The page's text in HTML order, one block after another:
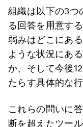
組織は以下の3つ
る回答を用意す
弱みはどこにあ
ような状況にあ
か、そして今後
たらす具体的な
これらの問いに
断を超えたツー